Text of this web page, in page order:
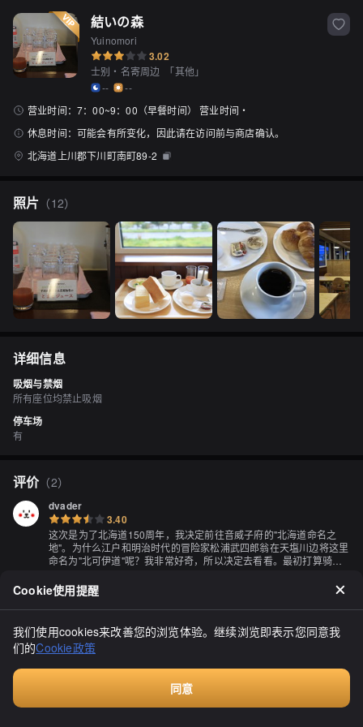
結いの森
Yuinomori
3.02
士别・名寄周边 「其他」
--
--
营业时间： 7：00~9：00（早餐时间） 营业时间・
休息时间： 可能会有所变化，因此请在访问前与商店确认。
北海道上川郡下川町南町89-2
照片 （12）
详细信息
吸烟与禁烟
所有座位均禁止吸烟
停车场
有
评价（2）
dvader
3.40
这次是为了北海道150周年，我决定前往音威子府的"北海道命名之
地"。为什么江户和明治时代的冒险家松浦武四郎翁在天塩川边将这里
命名为"北可伊道"呢？我非常好奇，所以决定去看看。最初打算骑着
喜欢淋雨，所以选择了搭伴的"阿克蒂"出发。如果骑"阿克蒂"前往，就
不需要预订住宿了。在寻找住宿的时候，我发现了"结缘之森"。这是
去年11月才开业的下川町住宿设施。对面的巴士站之前似乎是一个火
车站。提到下川町，这是"葛西传奇"的故乡。相比上川町的高梨沙
羅，下川町是否热闹一些呢？"结缘之森"提供免费早餐，听说是来自
市中心的"やない菓子舗"的面包。或许我应该在"やない菓子舗"的评论
7点到9点。在吧台上，老婆婆端出了放有"やない菓子舗"面包的盘
Cookie使用提醒
我们使用cookies来改善您的浏览体验。继续浏览即表示您同意我
们的Cookie政策
同意